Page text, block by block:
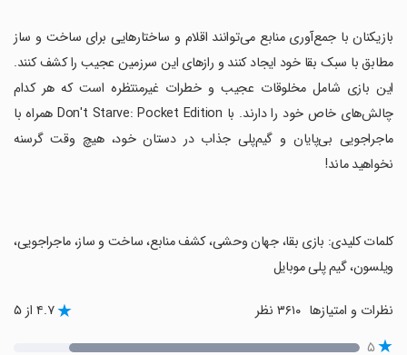
‏بازیکنان با جمع‌آوری منابع می‌توانند اقلام و ساختارهایی برای ساخت و ساز
مطابق با سبک بقا خود ایجاد کنند و رازهای این سرزمین عجیب را کشف کنند.
این بازی شامل مخلوقات عجیب و خطرات غیرمنتظره است که هر کدام
چالش‌های خاص خود را دارند. با Don't Starve: Pocket Edition همراه با
ماجراجویی بی‌پایان و گیم‌پلی جذاب در دستان خود، هیچ وقت گرسنه
نخواهید ماند!
‏کلمات کلیدی: بازی بقا، جهان وحشی، کشف منابع، ساخت و ساز، ماجراجویی،
ویلسون، گیم پلی موبایل
نظرات و امتیازها ۴.۷ از ۵
۵